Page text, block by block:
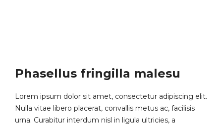
Phasellus fringilla malesu
Lorem ipsum dolor sit amet, consectetur adipiscing elit.
Nulla vitae libero placerat, convallis metus ac, facilisis
urna. Curabitur interdum nisl in ligula ultricies, a